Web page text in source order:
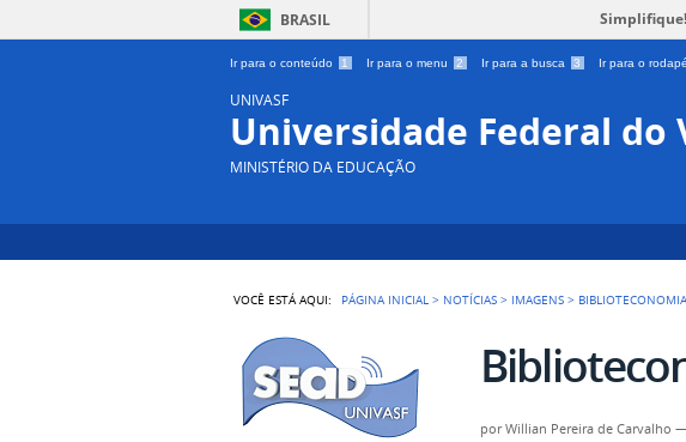
BRASIL Simplifique!
Ir para o conteúdo 1 Ir para o menu 2 Ir para a busca 3 Ir para o rodapé
UNIVASF
Universidade Federal do
MINISTÉRIO DA EDUCAÇÃO
VOCÊ ESTÁ AQUI: PÁGINA INICIAL > NOTÍCIAS > IMAGENS >
porWillian Pereira de Carvalho